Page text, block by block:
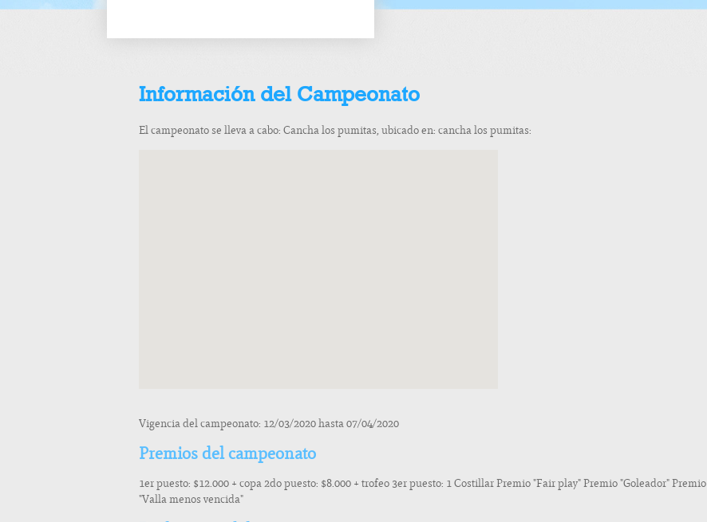
Información del Campeonato
El campeonato se lleva a cabo: Cancha los pumitas, ubicado en: cancha los pumitas:
Vigencia del campeonato: 12/03/2020 hasta 07/04/2020
Premios del campeonato
1er puesto: $12.000 + copa 2do puesto: $8.000 + trofeo 3er puesto: 1 Costillar Premio "Fair play" Premio "Goleador" Premio
"Valla menos vencida"